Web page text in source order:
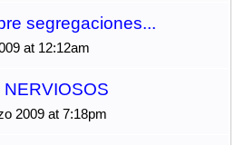
segregaciones...
at 12:12am
2009 at 7:18pm